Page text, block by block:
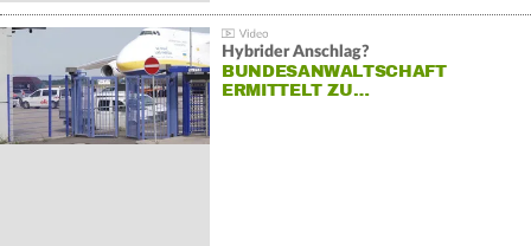
Hybrider Anschlag?
BUNDESANWALTSCHAFT
ERMITTELT ZU…